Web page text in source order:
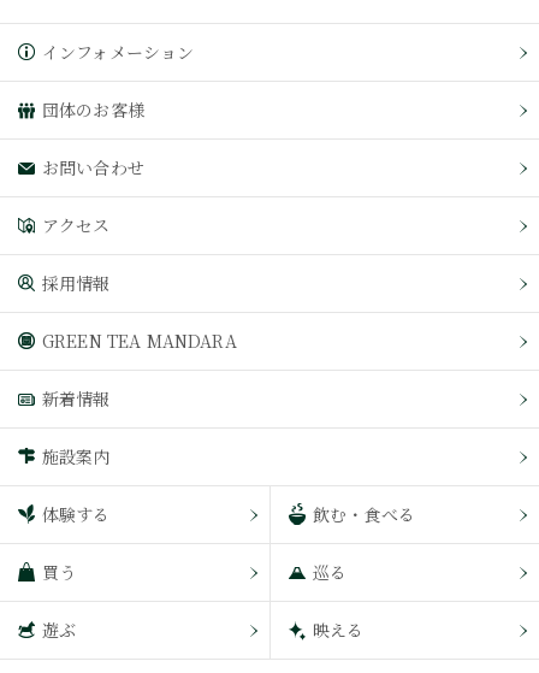
インフォメーション
団体のお客様
お問い合わせ
アクセス
採用情報
GREEN TEA MANDARA
新着情報
施設案内
体験する 飲む・食べる
買う 巡る
遊ぶ 映える